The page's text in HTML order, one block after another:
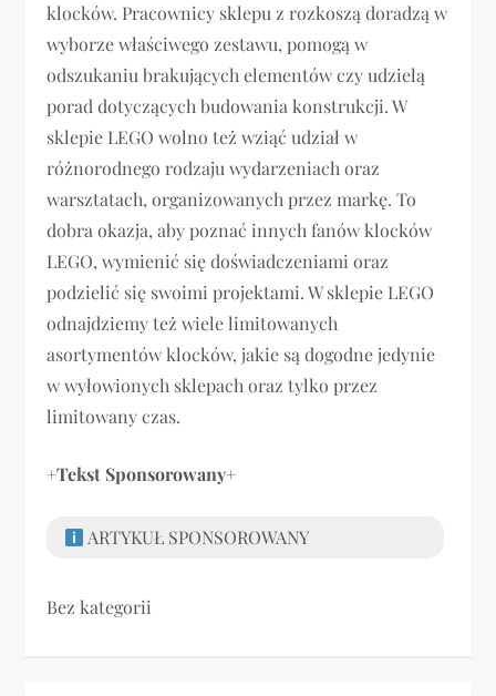
klocków. Pracownicy sklepu z rozkoszą doradzą w
wyborze właściwego zestawu, pomogą w
odszukaniu brakujących elementów czy udzielą
porad dotyczących budowania konstrukcji. W
sklepie LEGO wolno też wziąć udział w
różnorodnego rodzaju wydarzeniach oraz
warsztatach, organizowanych przez markę. To
dobra okazja, aby poznać innych fanów klocków
LEGO, wymienić się doświadczeniami oraz
podzielić się swoimi projektami. W sklepie LEGO
odnajdziemy też wiele limitowanych
asortymentów klocków, jakie są dogodne jedynie
w wyłowionych sklepach oraz tylko przez
limitowany czas.
+Tekst Sponsorowany+
ARTYKUŁ SPONSOROWANY
Bez kategorii